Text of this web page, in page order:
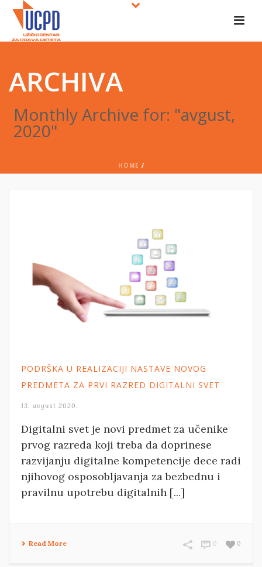
ARCHIVA
Monthly Archive for: "avgust,
2020"
HOME /
PODRŠKA U REALIZACIJI NASTAVE NOVOG
PREDMETA ZA PRVI RAZRED DIGITALNI SVET
13. avgust 2020.
Digitalni svet je novi predmet za učenike
prvog razreda koji treba da doprinese
razvijanju digitalne kompetencije dece radi
njihovog osposobljavanja za bezbednu i
pravilnu upotrebu digitalnih [...]
Read More 0
0